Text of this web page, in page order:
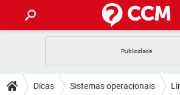
CELULAR
DICAS
Dicas Sistemas operacionais